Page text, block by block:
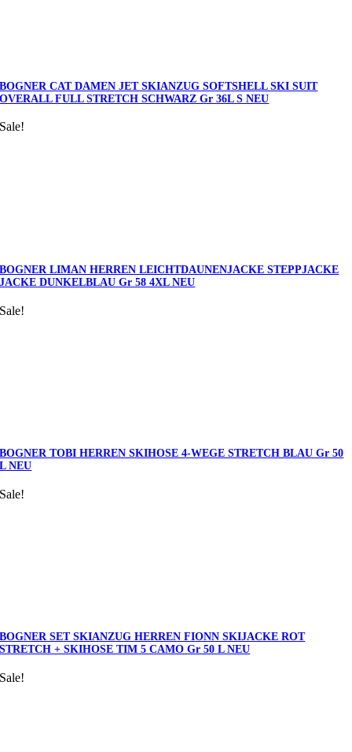
BOGNER CAT DAMEN JET SKIANZUG SOFTSHELL SKI SUIT
OVERALL FULL STRETCH SCHWARZ Gr 36L S NEU
Sale!
BOGNER LIMAN HERREN LEICHTDAUNENJACKE STEPPJACKE
JACKE DUNKELBLAU Gr 58 4XL NEU
Sale!
BOGNER TOBI HERREN SKIHOSE 4-WEGE STRETCH BLAU Gr 50
L NEU
Sale!
BOGNER SET SKIANZUG HERREN FIONN SKIJACKE ROT
STRETCH + SKIHOSE TIM 5 CAMO Gr 50 L NEU
Sale!